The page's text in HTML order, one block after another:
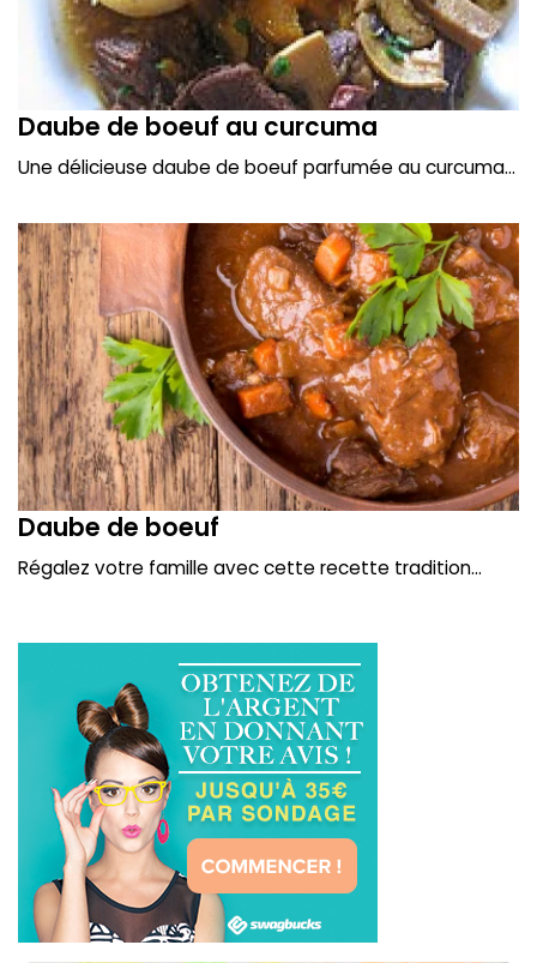
Daube de boeuf au curcuma
Une délicieuse daube de boeuf parfumée au curcuma...
Daube de boeuf
Régalez votre famille avec cette recette tradition...